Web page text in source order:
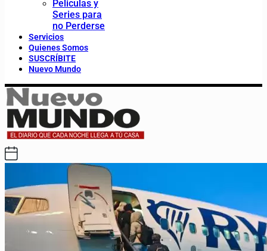
Peliculas y
Series para
no Perderse
Servicios
Quienes Somos
SUSCRÍBITE
Nuevo Mundo